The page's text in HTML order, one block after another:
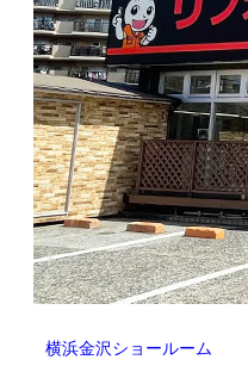
横浜金沢ショールーム